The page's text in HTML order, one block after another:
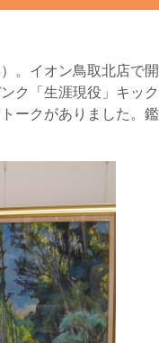
。イオン鳥取北店で開
ク「生涯現役」キック
ークがありました。鑑